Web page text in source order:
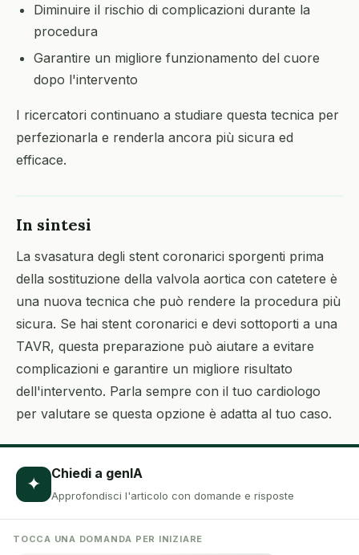
Diminuire il rischio di complicazioni durante la
procedura
Garantire un migliore funzionamento del cuore
dopo l'intervento
I ricercatori continuano a studiare questa tecnica per
perfezionarla e renderla ancora più sicura ed
efficace.
In sintesi
La svasatura degli stent coronarici sporgenti prima
della sostituzione della valvola aortica con catetere è
una nuova tecnica che può rendere la procedura più
sicura. Se hai stent coronarici e devi sottoporti a una
TAVR, questa preparazione può aiutare a evitare
complicazioni e garantire un migliore risultato
dell'intervento. Parla sempre con il tuo cardiologo
per valutare se questa opzione è adatta al tuo caso.
✦ Chiedi a genIA
Approfondisci l'articolo con domande e risposte
TOCCA UNA DOMANDA PER INIZIARE